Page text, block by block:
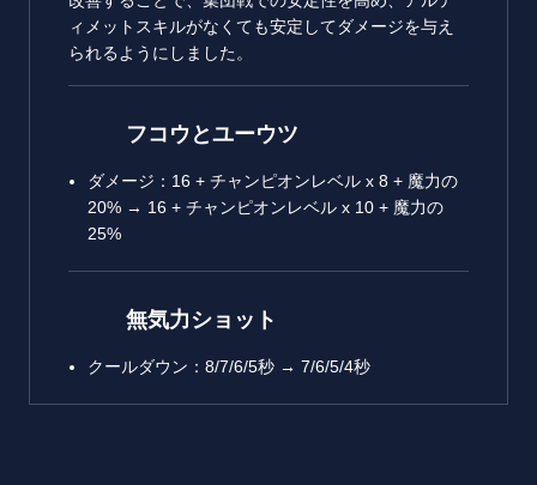
ィメットスキルがなくても安定してダメージを与え
られるようにしました。
フコウとユーウツ
ダメージ：16 + チャンピオンレベル x 8 + 魔力の
20% → 16 + チャンピオンレベル x 10 + 魔力の
25%
無気力ショット
クールダウン：8/7/6/5秒 → 7/6/5/4秒